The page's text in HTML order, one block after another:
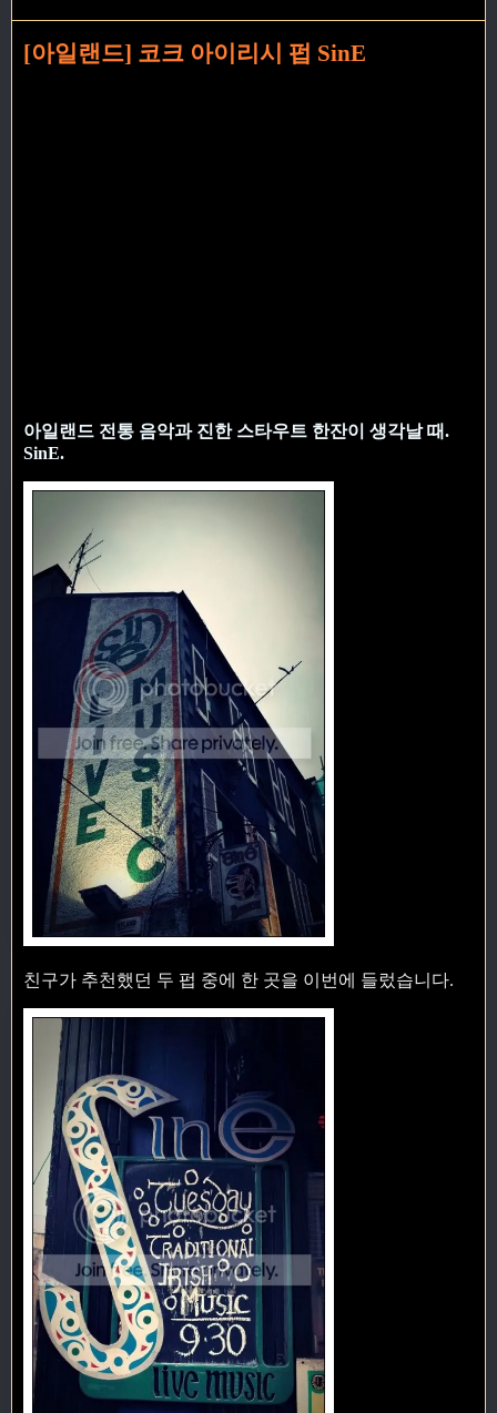
[아일랜드] 코크 아이리시 펍 SinE
아일랜드 전통 음악과 진한 스타우트 한잔이 생각날 때.
SinE.
친구가 추천했던 두 펍 중에 한 곳을 이번에 들렀습니다.